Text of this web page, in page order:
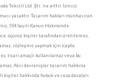
Tekstil Ltd. Şti.`ne aittir. İzinsiz
yasaktır. Tasarım hakları münhasıran
554 Sayılı Kanun Hükmünde
üçüncü kişiler tarafından üretilemez,
sözleşme yapmak için icapta
ticari amaçlı kullanılamaz veya bu
Aksi davranışlar tasarım hakkına
kişiler hakkında hukuk ve ceza davaları